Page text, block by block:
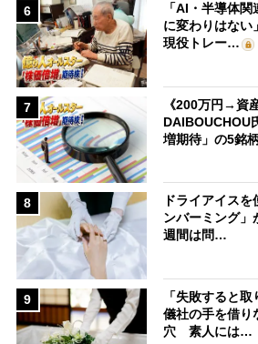
6
「AI・半導体
に変わりはない
現役トレー…
7
《200万円→資
DAIBOUCHOU
増期待」の5銘
8
ドライアイス
ンバーミング
週間は問…
9
「失敗すると
儀社の手を借り
穴 素人には…